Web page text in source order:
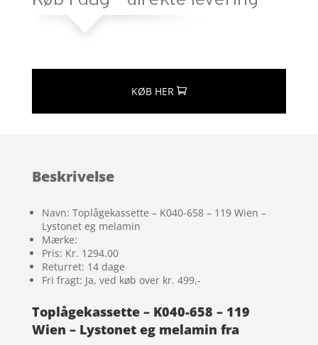
KØB HER
Beskrivelse
Navn: Toplågekassette – K040-658 – 119 Wien –
Lystonet eg melamin
Mærke:
Pris: Kr. 1294.00
Returret: 14 dage
Fri fragt: Ja, ved køb over kr. 499,-
Toplågekassette – K040-658 – 119
Wien – Lystonet eg melamin fra